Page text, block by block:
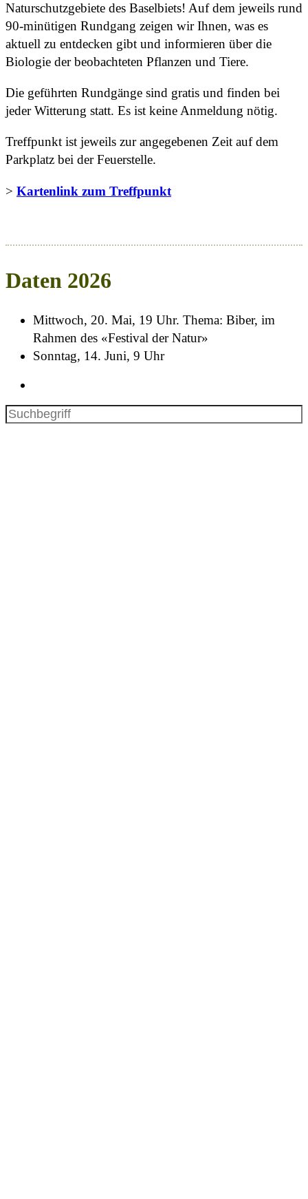
Naturschutzgebiete des Baselbiets! Auf dem jeweils rund
90-minütigen Rundgang zeigen wir Ihnen, was es
aktuell zu entdecken gibt und informieren über die
Biologie der beobachteten Pflanzen und Tiere.
Die geführten Rundgänge sind gratis und finden bei
jeder Witterung statt. Es ist keine Anmeldung nötig.
Treffpunkt ist jeweils zur angegebenen Zeit auf dem
Parkplatz bei der Feuerstelle.
> Kartenlink zum Treffpunkt
Daten 2026
Mittwoch, 20. Mai, 19 Uhr. Thema: Biber, im
Rahmen des «Festival der Natur»
Sonntag, 14. Juni, 9 Uhr